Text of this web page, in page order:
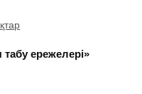
ережелері»